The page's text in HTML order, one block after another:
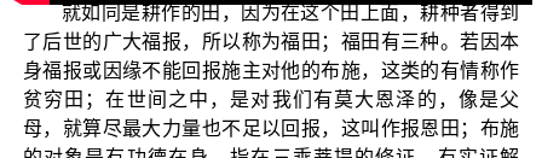
就如同是耕作的田，因为在这个田上面，耕种者得到
了后世的广大福报，所以称为福田；福田有三种。若因本
身福报或因缘不能回报施主对他的布施，这类的有情称作
贫穷田；在世间之中，是对我们有莫大恩泽的，像是父
母，就算尽最大力量也不足以回报，这叫作报恩田；布施